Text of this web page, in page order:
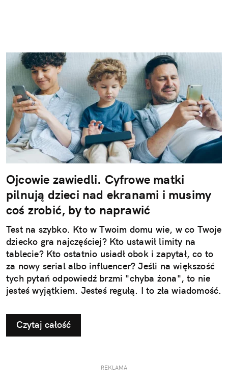
Ojcowie zawiedli. Cyfrowe matki
pilnują dzieci nad ekranami i musimy
coś zrobić, by to naprawić
Test na szybko. Kto w Twoim domu wie, w co Twoje
dziecko gra najczęściej? Kto ustawił limity na
tablecie? Kto ostatnio usiadł obok i zapytał, co to
za nowy serial albo influencer? Jeśli na większość
tych pytań odpowiedź brzmi "chyba żona", to nie
jesteś wyjątkiem. Jesteś regułą. I to zła wiadomość.
Czytaj całość
REKLAMA